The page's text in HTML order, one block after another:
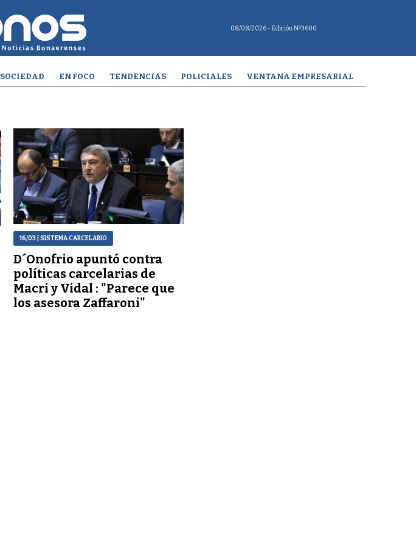
08/08/2026 - Edición Nº3600
SOCIEDAD EN FOCO TENDENCIAS POLICIALES VENTANA EMPRESARIAL
16/03 | SISTEMA CARCELARIO
D´Onofrio apuntó contra
políticas carcelarias de
Macri y Vidal : "Parece que
los asesora Zaffaroni"